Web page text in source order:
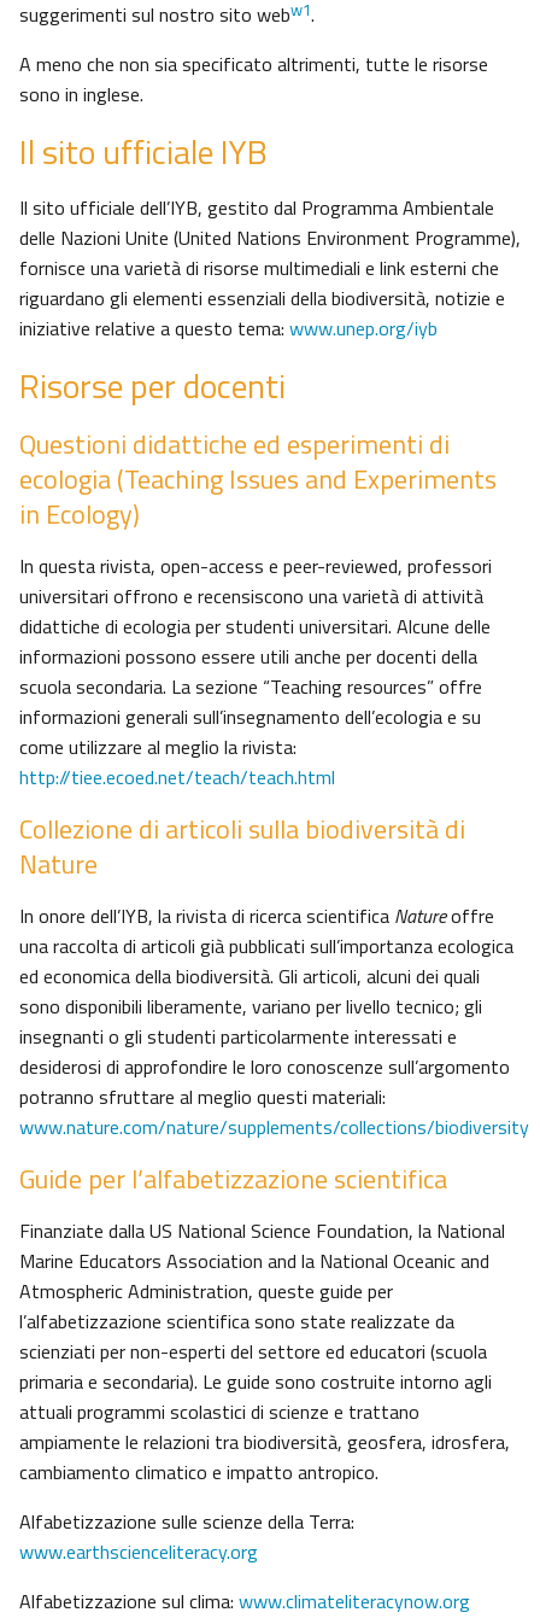
suggerimenti sul nostro sito webw1.
A meno che non sia specificato altrimenti, tutte le risorse
sono in inglese.
Il sito ufficiale IYB
Il sito ufficiale dell’IYB, gestito dal Programma Ambientale
delle Nazioni Unite (United Nations Environment Programme),
fornisce una varietà di risorse multimediali e link esterni che
riguardano gli elementi essenziali della biodiversità, notizie e
iniziative relative a questo tema: www.unep.org/iyb
Risorse per docenti
Questioni didattiche ed esperimenti di
ecologia (Teaching Issues and Experiments
in Ecology)
In questa rivista, open-access e peer-reviewed, professori
universitari offrono e recensiscono una varietà di attività
didattiche di ecologia per studenti universitari. Alcune delle
informazioni possono essere utili anche per docenti della
scuola secondaria. La sezione “Teaching resources” offre
informazioni generali sull’insegnamento dell’ecologia e su
come utilizzare al meglio la rivista:
http://tiee.ecoed.net/teach/teach.html
Collezione di articoli sulla biodiversità di
Nature
In onore dell’IYB, la rivista di ricerca scientifica Natureoffre
una raccolta di articoli già pubblicati sull’importanza ecologica
ed economica della biodiversità. Gli articoli, alcuni dei quali
sono disponibili liberamente, variano per livello tecnico; gli
insegnanti o gli studenti particolarmente interessati e
desiderosi di approfondire le loro conoscenze sull’argomento
potranno sfruttare al meglio questi materiali:
www.nature.com/nature/supplements/collections/biodiversity
Guide per l’alfabetizzazione scientifica
Finanziate dalla US National Science Foundation, la National
Marine Educators Association and la National Oceanic and
Atmospheric Administration, queste guide per
l’alfabetizzazione scientifica sono state realizzate da
scienziati per non-esperti del settore ed educatori (scuola
primaria e secondaria). Le guide sono costruite intorno agli
attuali programmi scolastici di scienze e trattano
ampiamente le relazioni tra biodiversità, geosfera, idrosfera,
cambiamento climatico e impatto antropico.
Alfabetizzazione sulle scienze della Terra:
www.earthscienceliteracy.org
Alfabetizzazione sul clima: www.climateliteracynow.org